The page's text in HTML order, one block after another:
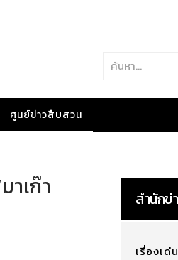
ศูนย์ข่าวสืบสวน
าเก๊า สำนักข่
เรื่องเ